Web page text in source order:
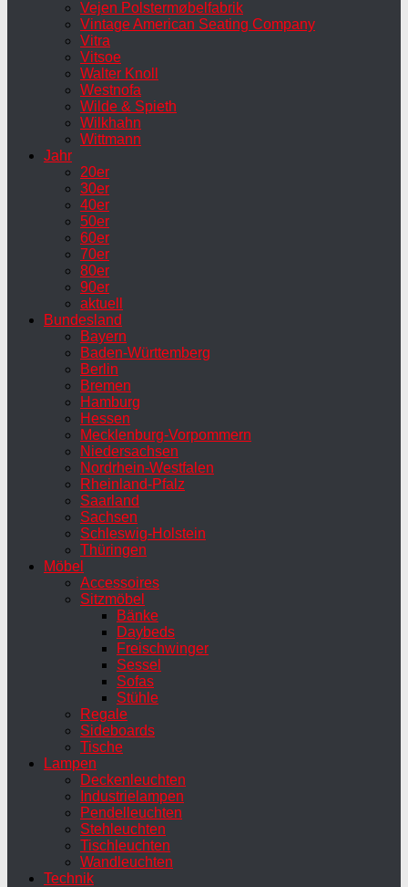
Vejen Polstermøbelfabrik
Vintage American Seating Company
Vitra
Vitsoe
Walter Knoll
Westnofa
Wilde & Spieth
Wilkhahn
Wittmann
Jahr
20er
30er
40er
50er
60er
70er
80er
90er
aktuell
Bundesland
Bayern
Baden-Württemberg
Berlin
Bremen
Hamburg
Hessen
Mecklenburg-Vorpommern
Niedersachsen
Nordrhein-Westfalen
Rheinland-Pfalz
Saarland
Sachsen
Schleswig-Holstein
Thüringen
Möbel
Accessoires
Sitzmöbel
Bänke
Daybeds
Freischwinger
Sessel
Sofas
Stühle
Regale
Sideboards
Tische
Lampen
Deckenleuchten
Industrielampen
Pendelleuchten
Stehleuchten
Tischleuchten
Wandleuchten
Technik